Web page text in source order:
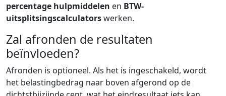
percentage hulpmiddelen en BTW-
uitsplitsingscalculatorswerken.
Zal afronden de resultaten
beïnvloeden?
Afronden is optioneel. Als het is ingeschakeld, wordt
het belastingbedrag naar boven afgerond op de